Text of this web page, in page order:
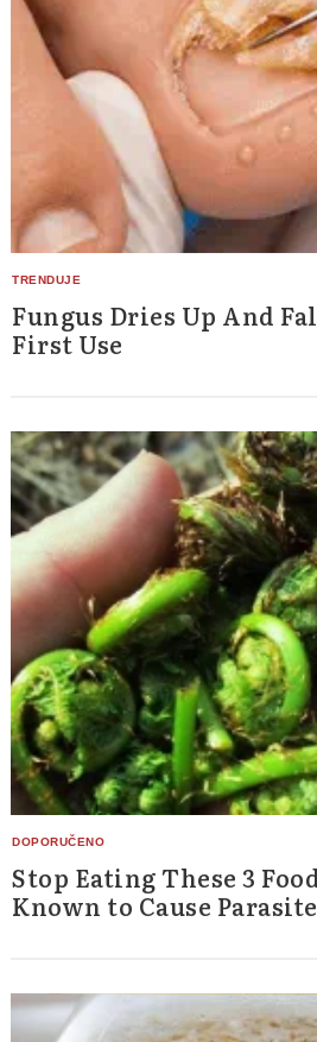
Fungus Dries Up And
First Use
Stop Eating These 3
Known to Cause